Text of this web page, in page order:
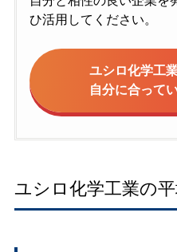
ひ活用してください。
ユシロ化学工
自分に合って
ユシロ化学工業の